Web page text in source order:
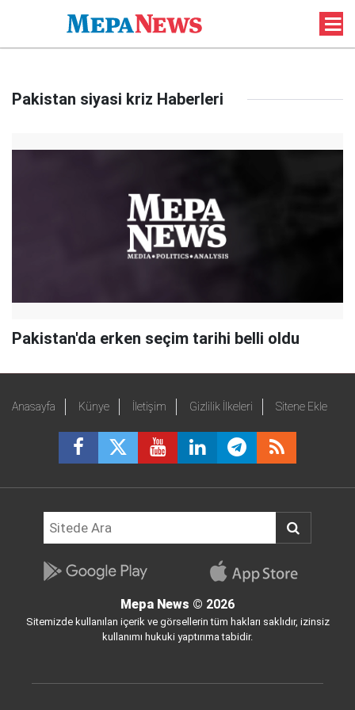
Pakistan siyasi kriz Haberleri
Pakistan'da erken seçim tarihi belli oldu
Anasayfa Künye İletişim Gizlilik İlkeleri Sitene Ekle
Mepa News © 2026
Sitemizde kullanılan içerik ve görsellerin tüm hakları saklıdır, izinsiz
kullanımı hukuki yaptırıma tabidir.